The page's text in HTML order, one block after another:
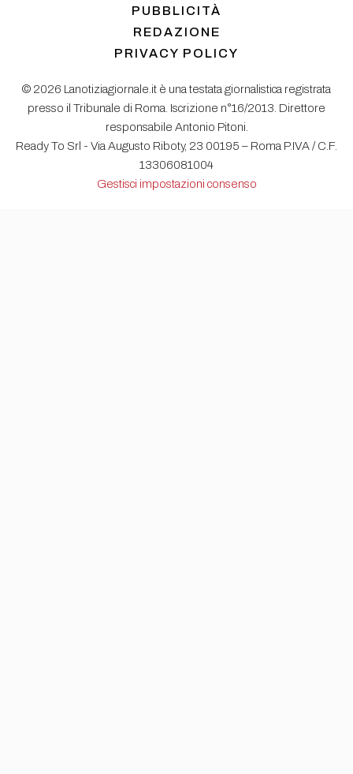
PUBBLICITÀ
REDAZIONE
PRIVACY POLICY
© 2026 Lanotiziagiornale.it è una testata giornalistica registrata
presso il Tribunale di Roma. Iscrizione n°16/2013. Direttore
responsabile Antonio Pitoni.
Ready To Srl - Via Augusto Riboty, 23 00195 – Roma P.IVA / C.F.
13306081004
Gestisci impostazioni consenso